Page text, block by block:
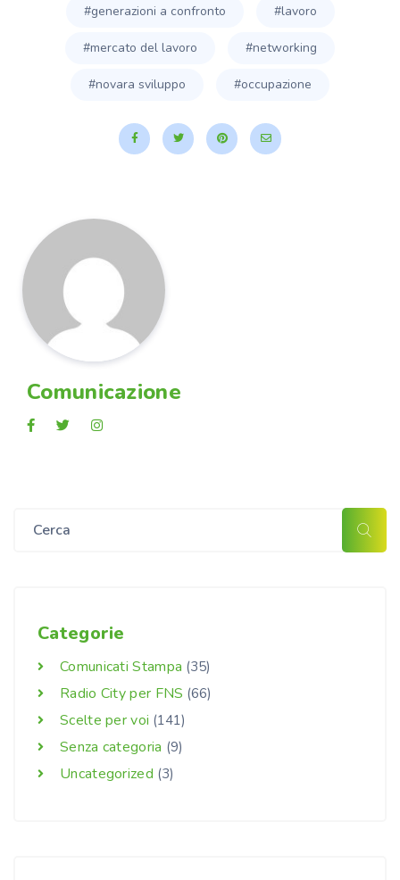
#generazioni a confronto #lavoro
#mercato del lavoro #networking
#novara sviluppo #occupazione
Comunicazione
Categorie
Comunicati Stampa (35)
Radio City per FNS (66)
Scelte per voi (141)
Senza categoria (9)
Uncategorized (3)